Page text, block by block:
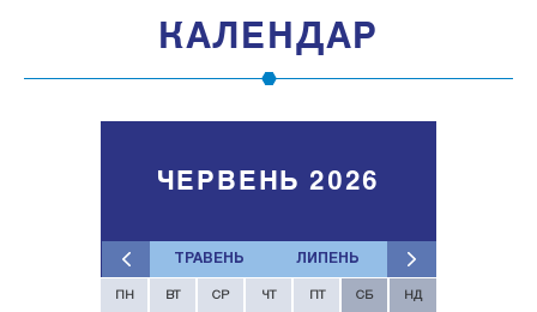
КАЛЕНДАР
ТРАВЕНЬ ЛИПЕНЬ
ЧЕРВЕНЬ 2026
ПН ВТ СР ЧТ СБ НД